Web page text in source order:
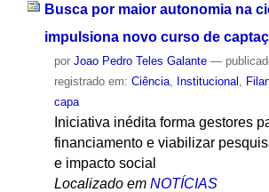
Busca por maior autonomia na
impulsiona novo curso de
por Joao Pedro Teles Galante —
registrado em: Ciência, Institucional
capa
Iniciativa inédita forma gestores
financiamento e viabilizar
e impacto social
Localizado em NOTÍCIAS